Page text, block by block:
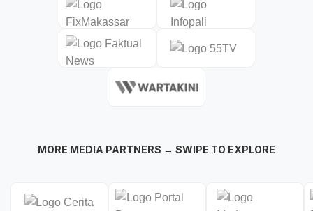
MORE MEDIA PARTNERS → SWIPE TO EXPLORE